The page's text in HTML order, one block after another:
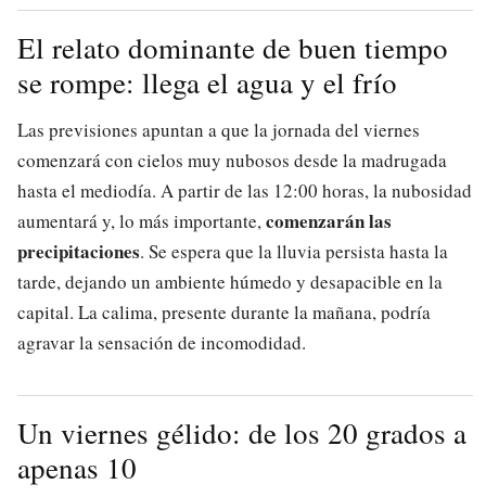
El relato dominante de buen tiempo
se rompe: llega el agua y el frío
Las previsiones apuntan a que la jornada del viernes
comenzará con cielos muy nubosos desde la madrugada
hasta el mediodía. A partir de las 12:00 horas, la nubosidad
aumentará y, lo más importante,comenzarán las
precipitaciones. Se espera que la lluvia persista hasta la
tarde, dejando un ambiente húmedo y desapacible en la
capital. La calima, presente durante la mañana, podría
agravar la sensación de incomodidad.
Un viernes gélido: de los 20 grados a
apenas 10